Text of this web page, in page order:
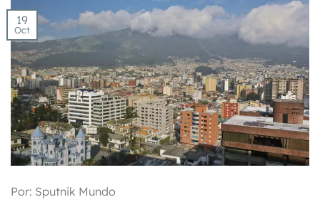
19
Oct
Por: Sputnik Mundo